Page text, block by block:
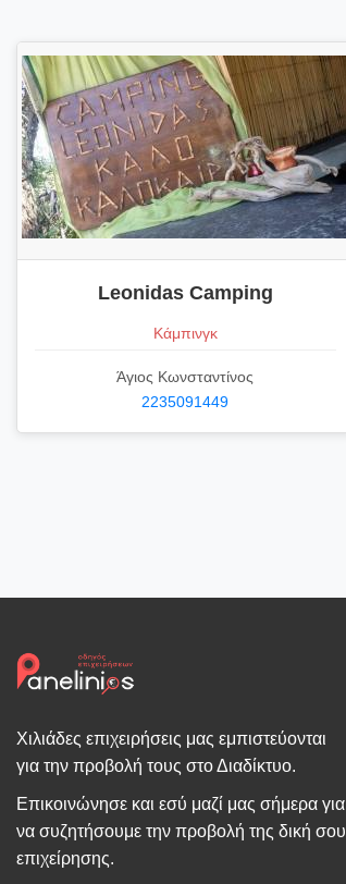
Leonidas Camping
Κάμπινγκ
Άγιος Κωνσταντίνος
2235091449
Χιλιάδες επιχειρήσεις μας εμπιστεύονται
για την προβολή τους στο Διαδίκτυο.
Επικοινώνησε και εσύ μαζί μας σήμερα για
να συζητήσουμε την προβολή της δική σου
επιχείρησης.